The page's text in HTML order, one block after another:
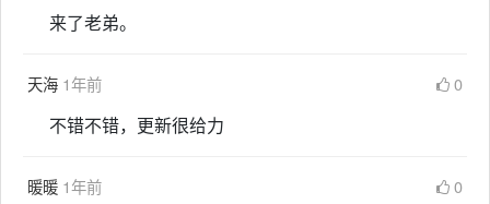
来了老弟。
天海 1年前 0
不错不错，更新很给力
暖暖 1年前 0